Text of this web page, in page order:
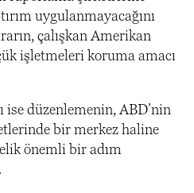
uygulanmayacağını
çalışkan Amerikan
işletmeleri koruma amacı
ise düzenlemenin, ABD’nin
bir merkez haline
önemli bir adım